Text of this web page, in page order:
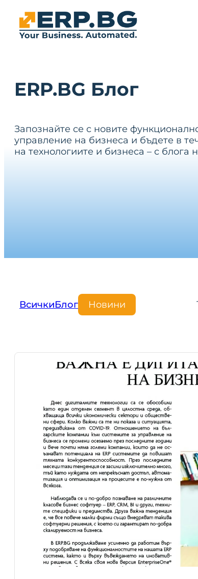
ERP.BG Блог
Запознайте се с новите
управление на бизнеса и бъдете в
на технологиите и бизнеса – с блога
ВсичкиБлог Новини